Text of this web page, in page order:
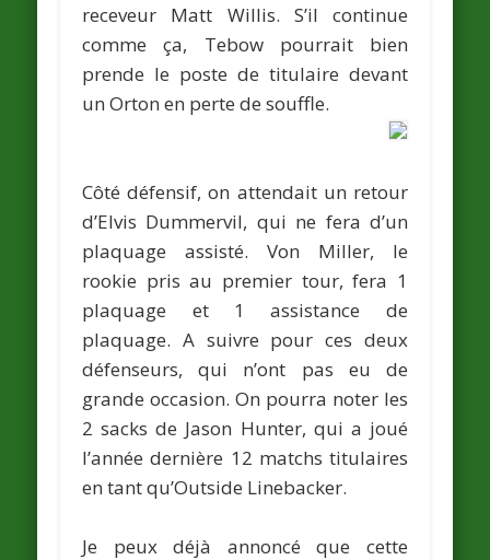
receveur Matt Willis. S’il continue
comme ça, Tebow pourrait bien
prende le poste de titulaire devant
un Orton en perte de souffle.
Côté défensif, on attendait un retour
d’Elvis Dummervil, qui ne fera d’un
plaquage assisté. Von Miller, le
rookie pris au premier tour, fera 1
plaquage et 1 assistance de
plaquage. A suivre pour ces deux
défenseurs, qui n’ont pas eu de
grande occasion. On pourra noter les
2 sacks de Jason Hunter, qui a joué
l’année dernière 12 matchs titulaires
en tant qu’Outside Linebacker.
Je peux déjà annoncé que cette